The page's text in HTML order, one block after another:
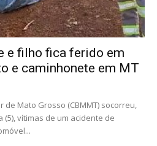
e filho fica ferido em
e caminhonete em MT
de Mato Grosso (CBMMT) socorreu,
vítimas de um acidente de